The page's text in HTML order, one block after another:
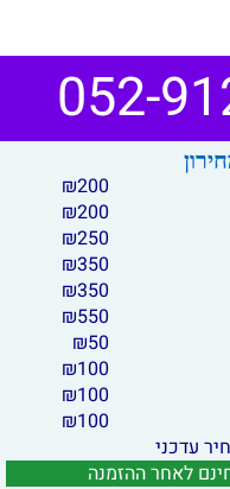
052-
200
₪
200
₪
250
₪
350
₪
350
₪
550
₪
50
₪
100
₪
100
₪
100
₪
עדכני
לאחר ההזמנה